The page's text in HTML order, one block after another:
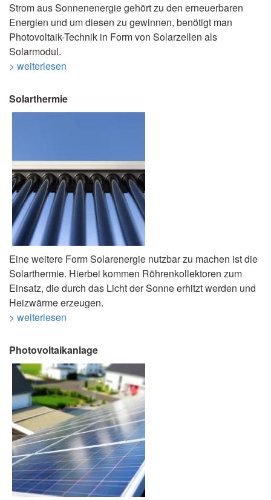
Strom aus Sonnenenergie gehört zu den erneuerbaren
Energien und um diesen zu gewinnen, benötigt man
Photovoltaik-Technik in Form von Solarzellen als
Solarmodul.
> weiterlesen
Solarthermie
Eine weitere Form Solarenergie nutzbar zu machen ist die
Solarthermie. Hierbei kommen Röhrenkollektoren zum
Einsatz, die durch das Licht der Sonne erhitzt werden und
Heizwärme erzeugen.
> weiterlesen
Photovoltaikanlage